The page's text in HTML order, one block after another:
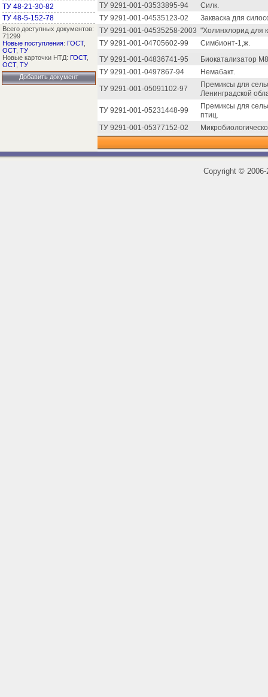
ТУ 48-21-30-82
ТУ 48-5-152-78
Всего доступных документов:
71299
Новые поступления: ГОСТ,
ОСТ, ТУ
Новые карточки НТД: ГОСТ,
ОСТ, ТУ
Добавить документ
ТУ 9291-001-03533895-94
Силк.
ТУ 9291-001-04535123-02
Закваска для
ТУ 9291-001-04535258-2003 "Холинхлорид для
ТУ 9291-001-04705602-99
Симбионт-1,ж.
ТУ 9291-001-04836741-95
Биокатализатор
ТУ 9291-001-0497867-94
Немабакт.
ТУ 9291-001-05091102-97
Премиксы для
Ленинградской
ТУ 9291-001-05231448-99
Премиксы для
птиц.
ТУ 9291-001-05377152-02
Copyright ©